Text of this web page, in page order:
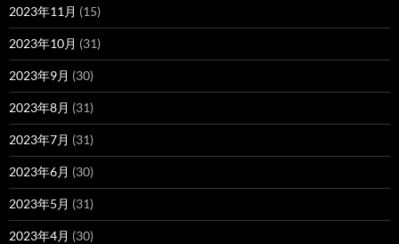
2023年11月 (15)
2023年10月 (31)
2023年9月 (30)
2023年8月 (31)
2023年7月 (31)
2023年6月 (30)
2023年5月 (31)
2023年4月 (30)